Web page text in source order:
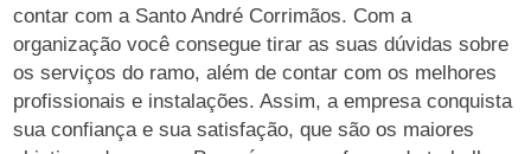
contar com a Santo André Corrimãos. Com a
organização você consegue tirar as suas dúvidas sobre
os serviços do ramo, além de contar com os melhores
profissionais e instalações. Assim, a empresa conquista
sua confiança e sua satisfação, que são os maiores